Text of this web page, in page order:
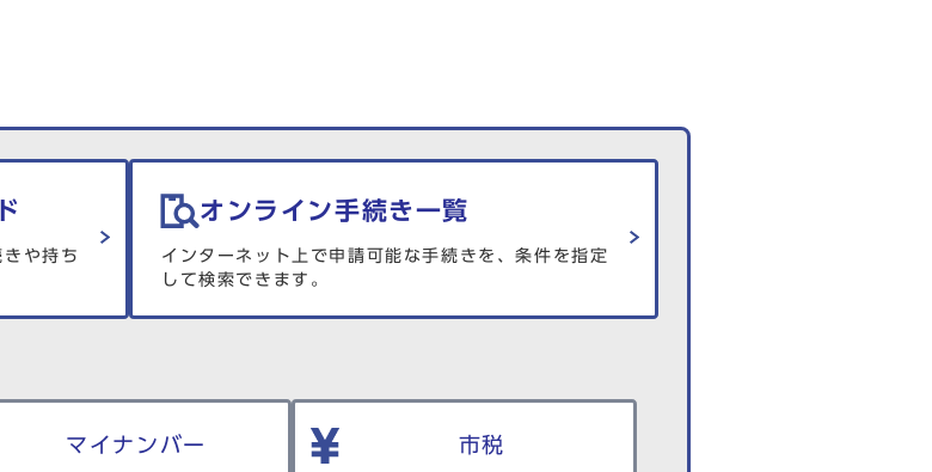
や持ち
オンライン手続き一覧
インターネット上で申請可能な手続きを、条件を指定
して検索できます。
マイナンバー 市税